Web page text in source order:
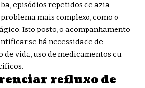
episódios repetidos de azia
mais complexo, como o
Isto posto, o acompanhamento
se há necessidade de
de vida, uso de medicamentos ou
refluxo de